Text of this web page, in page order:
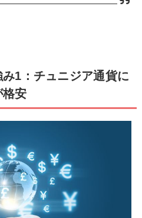
1：チュニジア通貨に
格安